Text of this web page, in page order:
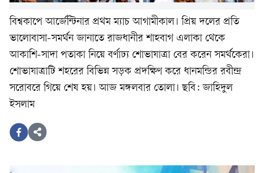
বিশ্বকাপে আর্জেন্টিনার প্রথম ম্যাচ আগামীকাল। প্রিয় দলের প্রতি
ভালোবাসা-সমর্থন জানাতে রাজধানীর শাহবাগ এলাকা থেকে
আকাশি-সাদা পতাকা নিয়ে বর্ণাঢ্য শোভাযাত্রা বের করেন সমর্থকেরা।
শোভাযাত্রাটি শহরের বিভিন্ন সড়ক প্রদক্ষিণ করে ধানমন্ডির রবীন্দ্র
সরোবরে গিয়ে শেষ হয়। আজ মঙ্গলবার তোলা। ছবি: জাহিদুল
ইসলাম